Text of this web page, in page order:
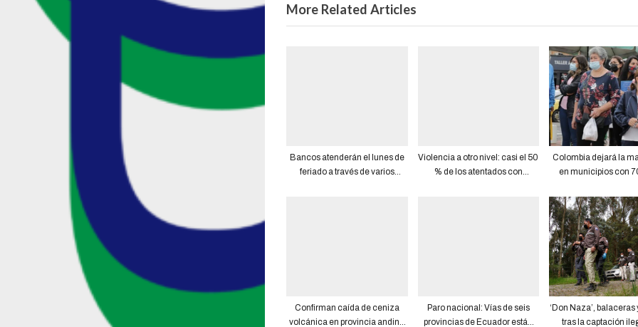
More Related Articles
Bancos atenderán el lunes de
feriado a través de varios
Violencia a otro nivel: casi el 50
% de los atentados con
Colombia dejará la
en municipios con
Confirman caída de ceniza
volcánica en provincia andina
Paro nacional: Vías de seis
provincias de Ecuador están
‘Don Naza’, balaceras
tras la captación